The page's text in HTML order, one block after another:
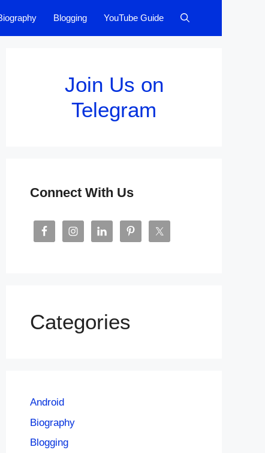
Blogging YouTube Guide
Join Us on
Telegram
Connect With Us
Categories
Android
Biography
Blogging